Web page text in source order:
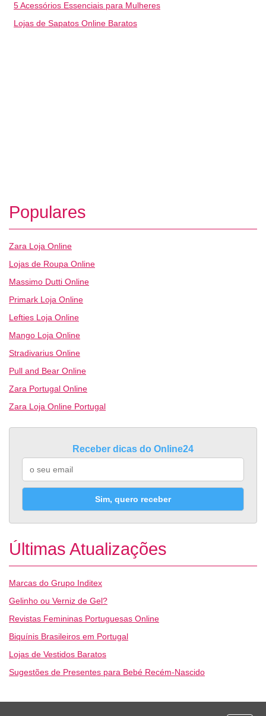
5 Acessórios Essenciais para Mulheres
Lojas de Sapatos Online Baratos
Populares
Zara Loja Online
Lojas de Roupa Online
Massimo Dutti Online
Primark Loja Online
Lefties Loja Online
Mango Loja Online
Stradivarius Online
Pull and Bear Online
Zara Portugal Online
Zara Loja Online Portugal
Receber dicas do Online24
Sim, quero receber
Últimas Atualizações
Marcas do Grupo Inditex
Gelinho ou Verniz de Gel?
Revistas Femininas Portuguesas Online
Biquínis Brasileiros em Portugal
Lojas de Vestidos Baratos
Sugestões de Presentes para Bebé Recém-Nascido